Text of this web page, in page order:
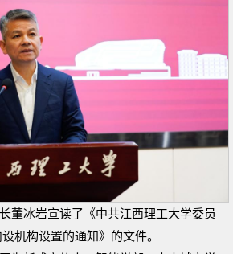
董冰岩宣读了《中共江西理工大学委员
机构设置的通知》的文件。